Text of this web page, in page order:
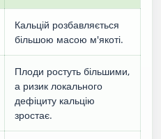
Кальцій розбавляється
більшою масою м'якоті.
Плоди ростуть більшими,
а ризик локального
дефіциту кальцію
зростає.